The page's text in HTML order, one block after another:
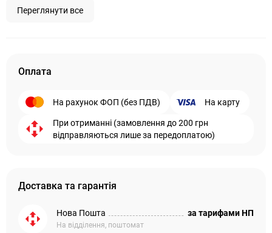
Переглянути все
Оплата
На рахунок ФОП (без ПДВ) На карту
При отриманні (замовлення до 200 грн
відправляються лише за передоплатою)
Доставка та гарантія
Нова Пошта
На відділення, поштомат
за тарифами НП